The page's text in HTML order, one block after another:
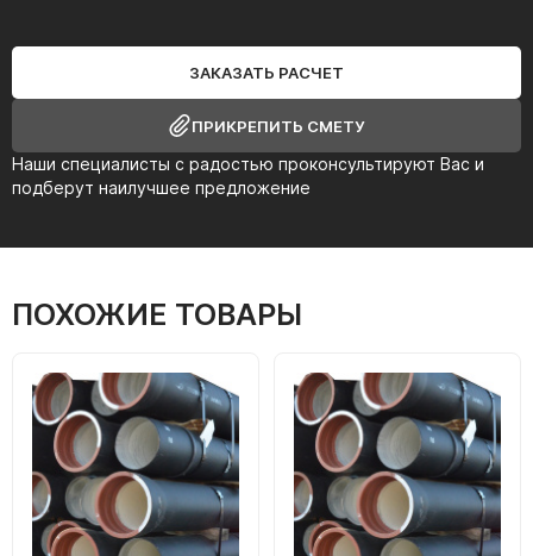
Наши специалисты с радостью проконсультируют Вас и
подберут наилучшее предложение
ЗАКАЗАТЬ РАСЧЕТ
ПРИКРЕПИТЬ СМЕТУ
ПОХОЖИЕ ТОВАРЫ